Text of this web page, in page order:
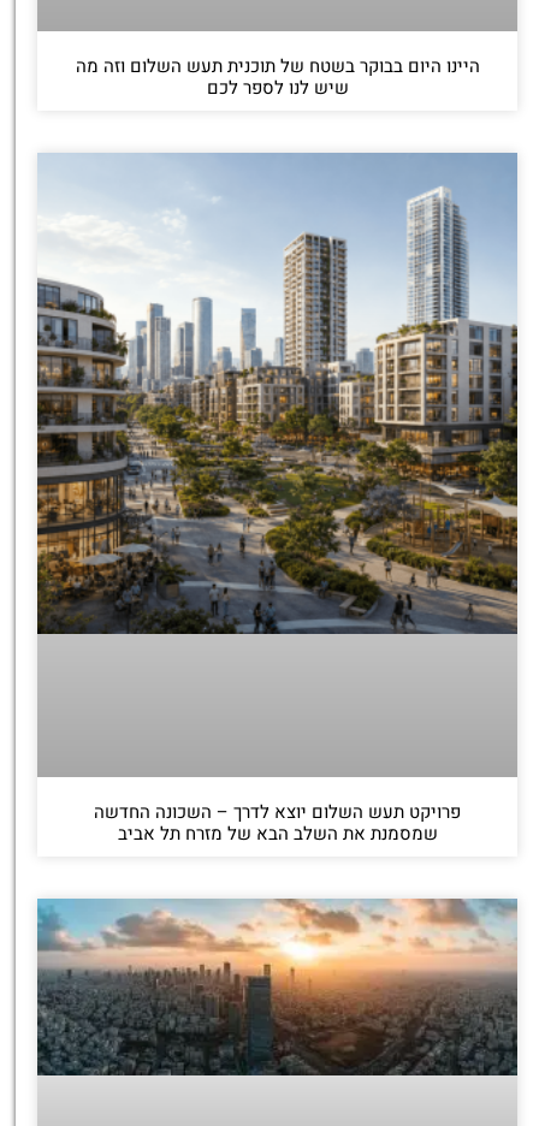
היינו היום בבוקר בשטח של תוכנית תעש השלום וזה מה
שיש לנו לספר לכם
פרויקט תעש השלום יוצא לדרך – השכונה החדשה
שמסמנת את השלב הבא של מזרח תל אביב